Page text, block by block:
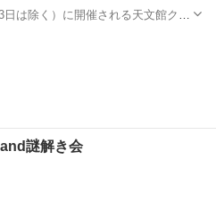
は除く）に開催される天文館クリ
謎解き会